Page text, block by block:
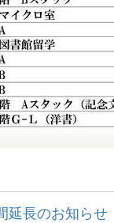
延長のお知らせ